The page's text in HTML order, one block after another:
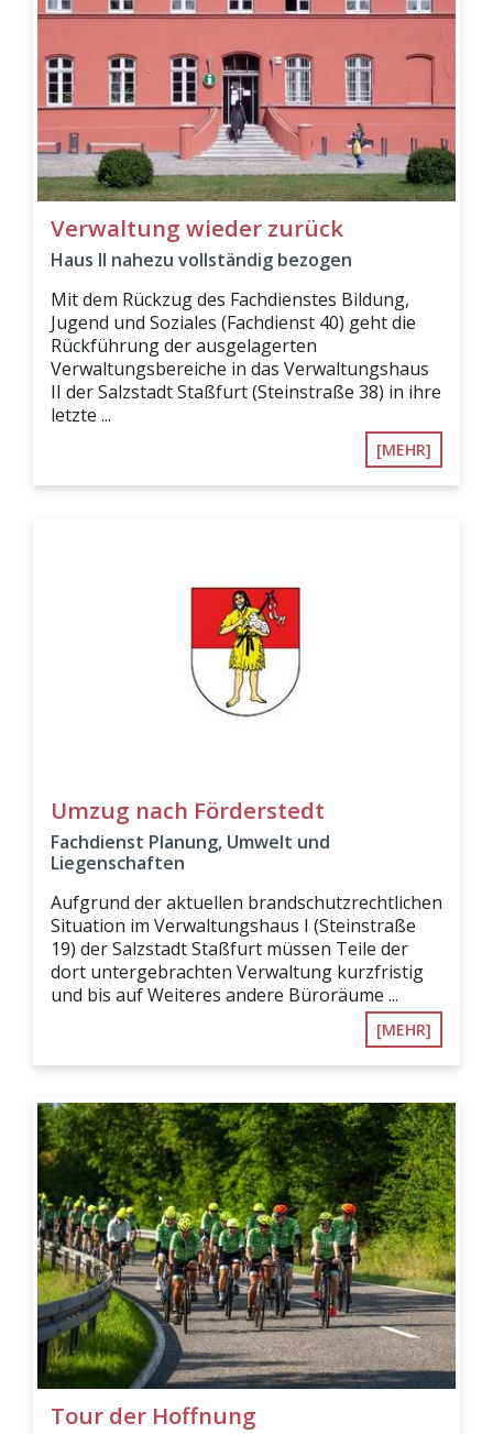
Verwaltung wieder zurück
Haus II nahezu vollständig bezogen
Mit dem Rückzug des Fachdienstes Bildung,
Jugend und Soziales (Fachdienst 40) geht die
Rückführung der ausgelagerten
Verwaltungsbereiche in das Verwaltungshaus
II der Salzstadt Staßfurt (Steinstraße 38) in ihre
letzte ...
[MEHR]
Umzug nach Förderstedt
Fachdienst Planung, Umwelt und
Liegenschaften
Aufgrund der aktuellen brandschutzrechtlichen
Situation im Verwaltungshaus I (Steinstraße
19) der Salzstadt Staßfurt müssen Teile der
dort untergebrachten Verwaltung kurzfristig
und bis auf Weiteres andere Büroräume ...
[MEHR]
Tour der Hoffnung